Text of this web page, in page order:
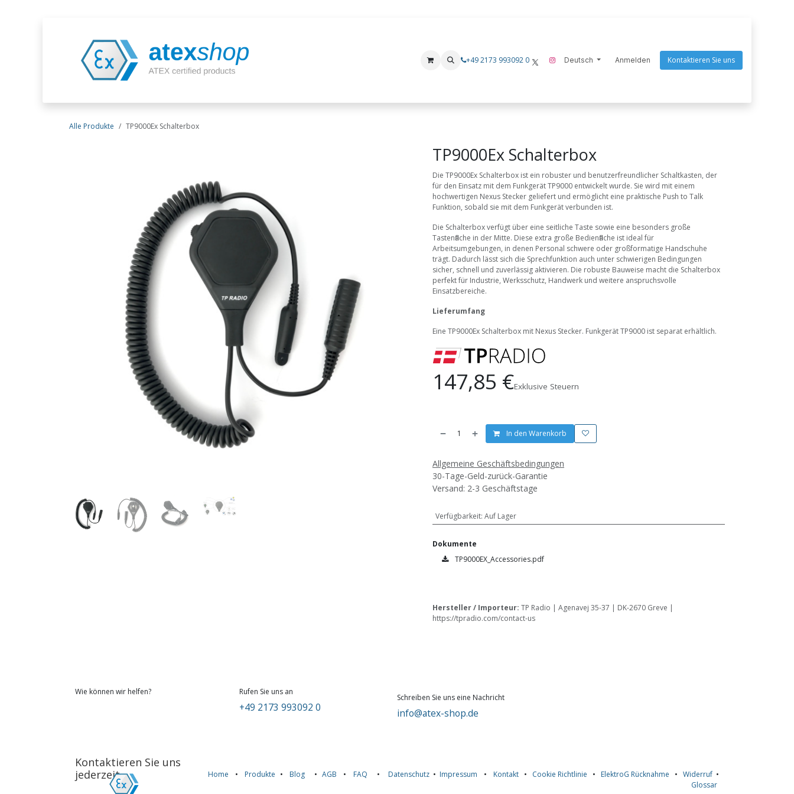
Hersteller i.safe MOBILE Xshielder ecom-instruments Endres Tools Goaltek Nightstick
+49 2173 993092 0 Deutsch Anmelden Kontaktieren Sie uns
Alle Produkte TP9000Ex Schalterbox
TP9000Ex Schalterbox
Die TP9000Ex Schalterbox ist ein robuster und benutzerfreundlicher Schaltkasten, der
für den Einsatz mit dem Funkgerät TP9000 entwickelt wurde. Sie wird mit einem
hochwertigen Nexus Stecker geliefert und ermöglicht eine praktische Push to Talk
Funktion, sobald sie mit dem Funkgerät verbunden ist.
Die Schalterbox verfügt über eine seitliche Taste sowie eine besonders große
Tastenfläche in der Mitte. Diese extra große Bedienfläche ist ideal für
Arbeitsumgebungen, in denen Personal schwere oder großformatige Handschuhe
trägt. Dadurch lässt sich die Sprechfunktion auch unter schwierigen Bedingungen
sicher, schnell und zuverlässig aktivieren. Die robuste Bauweise macht die Schalterbox
perfekt für Industrie, Werksschutz, Handwerk und weitere anspruchsvolle
Einsatzbereiche.
Lieferumfang
Eine TP9000Ex Schalterbox mit Nexus Stecker. Funkgerät TP9000 ist separat erhältlich.
147,85 €Exklusive Steuern
In den Warenkorb
Allgemeine Geschäftsbedingungen
30-Tage-Geld-zurück-Garantie
Versand: 2-3 Geschäftstage
Verfügbarkeit: Auf Lager
Dokumente
TP9000EX_Accessories.pdf
Hersteller / Importeur: TP Radio | Agenavej 35-37 | DK-2670 Greve |
https://tpradio.com/contact-us
Wie können wir helfen?
Kontaktieren Sie uns
jederzeit
Rufen Sie uns an
+49 2173 993092 0
Schreiben Sie uns eine Nachricht
info@atex-shop.de
Home • Produkte • Blog • AGB • FAQ • Datenschutz • Impressum • Kontakt • Cookie Richtlinie • ElektroG Rücknahme • Widerruf •
Glossar